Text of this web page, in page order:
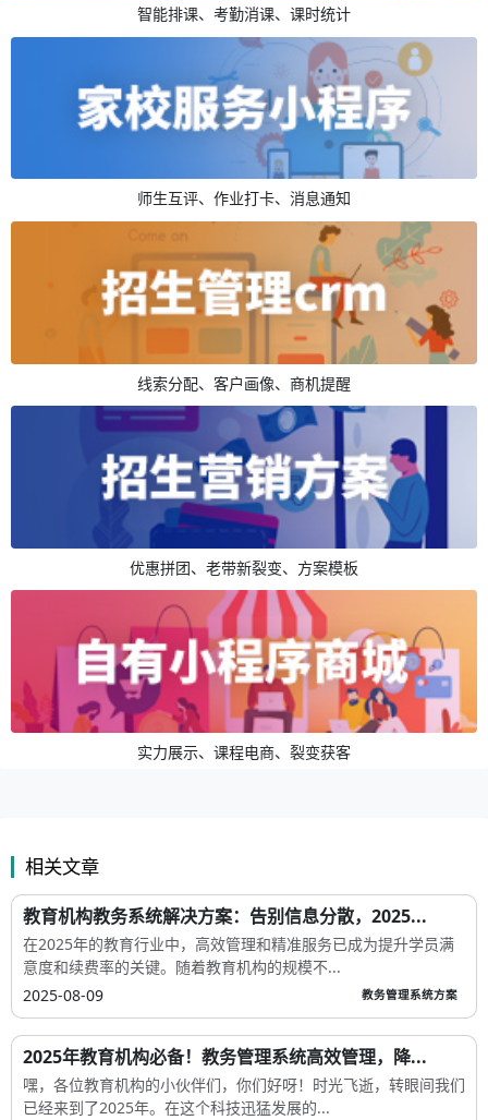
智能排课、考勤消课、课时统计
师生互评、作业打卡、消息通知
线索分配、客户画像、商机提醒
优惠拼团、老带新裂变、方案模板
实力展示、课程电商、裂变获客
相关文章
教育机构教务系统解决方案：告别信息分散，2025...
在2025年的教育行业中，高效管理和精准服务已成为提升学员满
意度和续费率的关键。随着教育机构的规模不...
2025-08-09
教务管理系统方案
2025年教育机构必备！教务管理系统高效管理，降...
嘿，各位教育机构的小伙伴们，你们好呀！时光飞逝，转眼间我们
已经来到了2025年。在这个科技迅猛发展的...